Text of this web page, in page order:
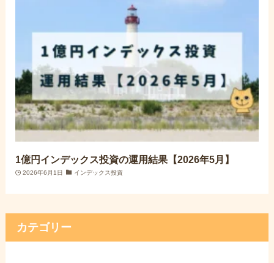
1億円インデックス投資の運用結果【2026年5月】
2026年6月1日 インデックス投資
カテゴリー